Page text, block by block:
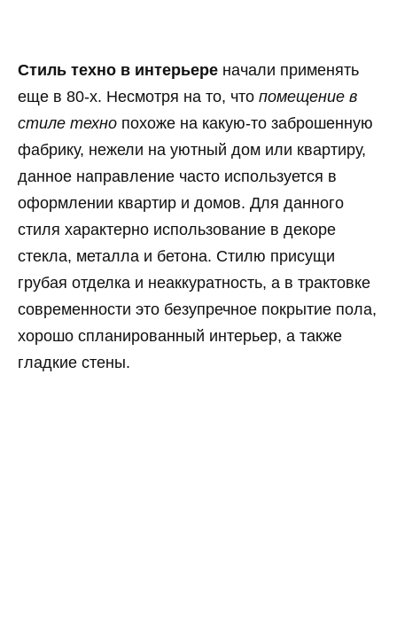
Стиль техно в интерьере начали применять
еще в 80-х. Несмотря на то, что помещение в
стиле техно похоже на какую-то заброшенную
фабрику, нежели на уютный дом или квартиру,
данное направление часто используется в
оформлении квартир и домов. Для данного
стиля характерно использование в декоре
стекла, металла и бетона. Стилю присущи
грубая отделка и неаккуратность, а в трактовке
современности это безупречное покрытие пола,
хорошо спланированный интерьер, а также
гладкие стены.